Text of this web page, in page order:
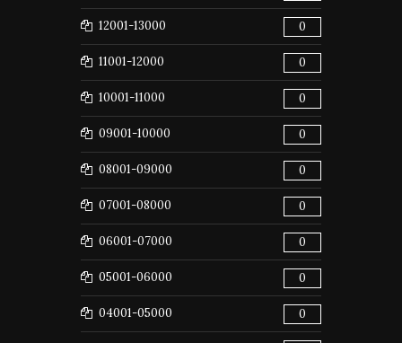
12001-13000 0
11001-12000 0
10001-11000 0
09001-10000 0
08001-09000 0
07001-08000 0
06001-07000 0
05001-06000 0
04001-05000 0